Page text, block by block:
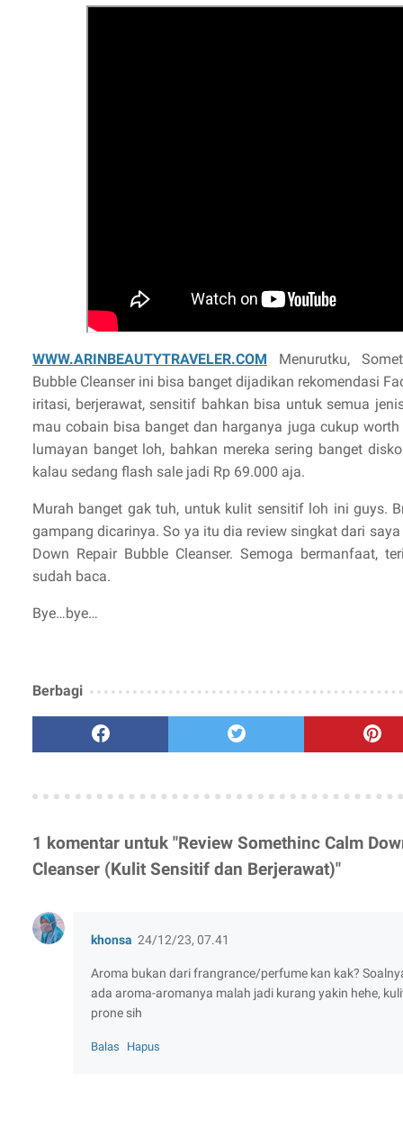
WWW.ARINBEAUTYTRAVELER.COM Menurutku,
Bubble Cleanser ini bisa banget dijadikan rekomendasi
iritasi, berjerawat, sensitif bahkan bisa untuk semua
mau cobain bisa banget dan harganya juga cukup
lumayan banget loh, bahkan mereka sering banget
kalau sedang flash sale jadi Rp 69.000 aja.
Murah banget gak tuh, untuk kulit sensitif loh ini guys.
gampang dicarinya. So ya itu dia review singkat dari
Down Repair Bubble Cleanser. Semoga bermanfaat,
sudah baca.
Bye…bye…
Berbagi
1 komentar untuk "Review Somethinc Calm
Cleanser (Kulit Sensitif dan Berjerawat)"
khonsa 24/12/23, 07.41
Aroma bukan dari frangrance/perfume kan kak?
ada aroma-aromanya malah jadi kurang yakin hehe,
prone sih
Balas Hapus